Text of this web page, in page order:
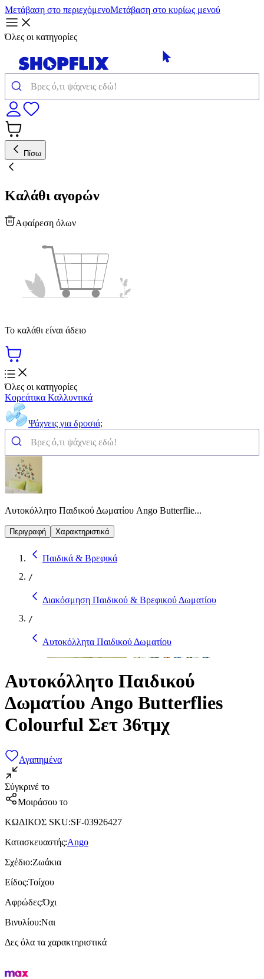
Μετάβαση στο περιεχόμενοΜετάβαση στο κυρίως μενού
Όλες οι κατηγορίες
Πίσω
Καλάθι αγορών
Αφαίρεση όλων
Το καλάθι είναι άδειο
Όλες οι κατηγορίες
Κορεάτικα Καλλυντικά
Ψάχνεις για δροσιά;
Αυτοκόλλητο Παιδικού Δωματίου Ango Butterflie...
Περιγραφή Χαρακτηριστικά
Παιδικά & Βρεφικά
/
Διακόσμηση Παιδικού & Βρεφικού Δωματίου
/
Αυτοκόλλητα Παιδικού Δωματίου
Αυτοκόλλητο Παιδικού
Δωματίου Ango Butterflies
Colourful Σετ 36τμχ
Αγαπημένα
Σύγκρινέ το
Μοιράσου το
ΚΩΔΙΚΟΣ SKU:SF-03926427
Κατασκευαστής:Ango
Σχέδιο:Ζωάκια
Είδος:Τοίχου
Αφρώδες:Όχι
Βινυλίου:Ναι
Δες όλα τα χαρακτηριστικά